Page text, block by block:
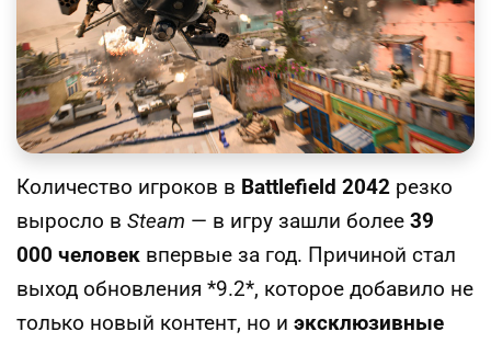
Количество игроков в Battlefield 2042 резко
выросло в Steam — в игру зашли более 39
000 человек впервые за год. Причиной стал
выход обновления *9.2*, которое добавило не
только новый контент, но и эксклюзивные